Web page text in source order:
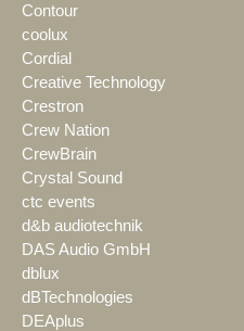
Contour
coolux
Cordial
Creative Technology
Crestron
Crew Nation
CrewBrain
Crystal Sound
ctc events
d&b audiotechnik
DAS Audio GmbH
dblux
dBTechnologies
DEAplus